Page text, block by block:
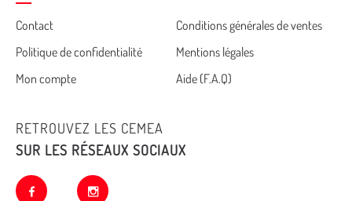
Cemea
footer
Contact
Conditions générales de ventes
Politique de confidentialité
Mentions légales
Mon compte
Aide (F.A.Q)
RETROUVEZ LES CEMEA
SUR LES RÉSEAUX SOCIAUX
facebook instagram